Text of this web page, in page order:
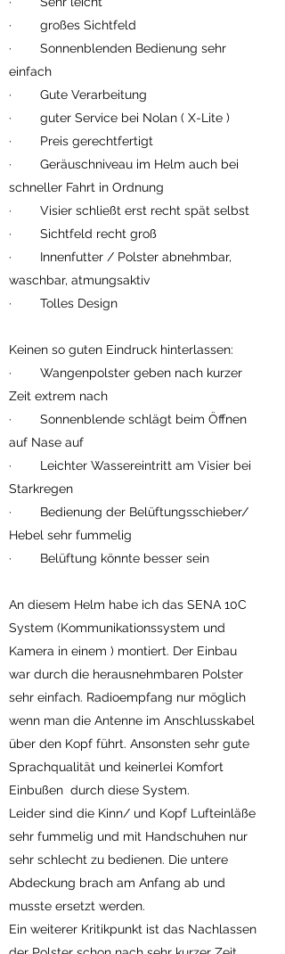
· großes Sichtfeld
· Sonnenblenden Bedienung sehr
einfach
· Gute Verarbeitung
· guter Service bei Nolan ( X-Lite )
· Preis gerechtfertigt
· Geräuschniveau im Helm auch bei
schneller Fahrt in Ordnung
· Visier schließt erst recht spät selbst
· Sichtfeld recht groß
· Innenfutter / Polster abnehmbar,
waschbar, atmungsaktiv
· Tolles Design
Keinen so guten Eindruck hinterlassen:
· Wangenpolster geben nach kurzer
Zeit extrem nach
· Sonnenblende schlägt beim Öffnen
auf Nase auf
· Leichter Wassereintritt am Visier bei
Starkregen
· Bedienung der Belüftungsschieber/
Hebel sehr fummelig
· Belüftung könnte besser sein
An diesem Helm habe ich das SENA 10C
System (Kommunikationssystem und
Kamera in einem ) montiert. Der Einbau
war durch die herausnehmbaren Polster
sehr einfach. Radioempfang nur möglich
wenn man die Antenne im Anschlusskabel
über den Kopf führt. Ansonsten sehr gute
Sprachqualität und keinerlei Komfort
Einbußen durch diese System.
Leider sind die Kinn/ und Kopf Lufteinläße
sehr fummelig und mit Handschuhen nur
sehr schlecht zu bedienen. Die untere
Abdeckung brach am Anfang ab und
musste ersetzt werden.
Ein weiterer Kritikpunkt ist das Nachlassen